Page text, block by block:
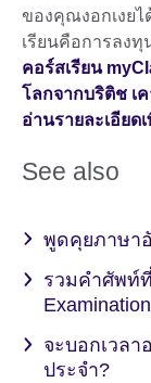
ของคุณงอกเงยไ
เรียนคือการลง
คอร์สเรียน
โลกจากบริติช เ
อ่านรายละเอียด
See also
พูดคุยภาษา
รวมคำศัพท์
Examination
จะบอกเวลา
ประจำ?